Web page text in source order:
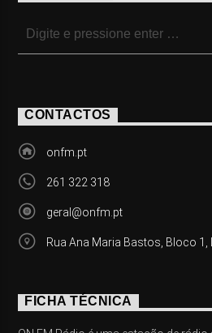
CONTACTOS
onfm.pt
261 322 318
geral@onfm.pt
Rua Ana Maria Bastos, Bloco 1,
FICHA TÉCNICA